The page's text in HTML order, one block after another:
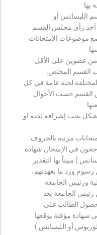
بها.
الليسانس أو
أخذ رأي مجلس القسم
موضوعات الامتحانات
عضوين على الأقل
القسم المختص.
لجنة عامة في كل
القسم حسب الأحوال
تحت إشرافه لجنة او
مرتبة بالحروف
في الإمتحان شهادة
) مبيناً بها التقدير
رسوم ورد ما بعهدتهم،
ورئيس الجامعة.
رئيس الجامعة بعد
الطالب على
شهادة مؤقتة يوقعها
أو الليسانس )